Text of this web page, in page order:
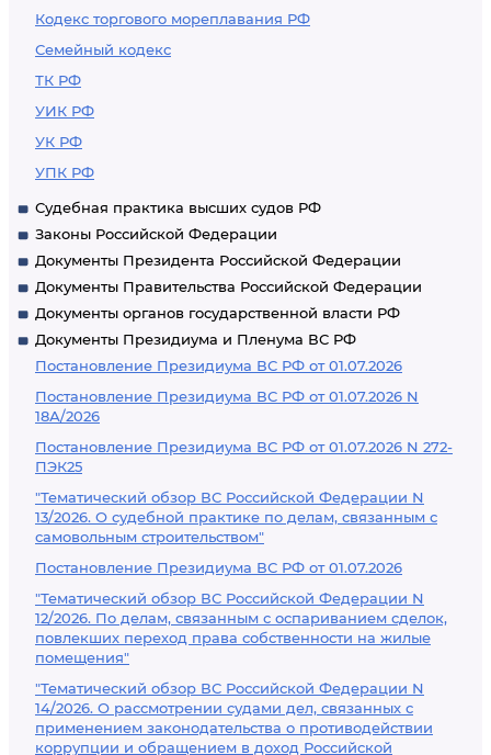
Кодекс торгового мореплавания РФ
Семейный кодекс
ТК РФ
УИК РФ
УК РФ
УПК РФ
Судебная практика высших судов РФ
Законы Российской Федерации
Документы Президента Российской Федерации
Документы Правительства Российской Федерации
Документы органов государственной власти РФ
Документы Президиума и Пленума ВС РФ
Постановление Президиума ВС РФ от 01.07.2026
Постановление Президиума ВС РФ от 01.07.2026 N
18А/2026
Постановление Президиума ВС РФ от 01.07.2026 N 272-
ПЭК25
"Тематический обзор ВС Российской Федерации N
13/2026. О судебной практике по делам, связанным с
самовольным строительством"
Постановление Президиума ВС РФ от 01.07.2026
"Тематический обзор ВС Российской Федерации N
12/2026. По делам, связанным с оспариванием сделок,
повлекших переход права собственности на жилые
помещения"
"Тематический обзор ВС Российской Федерации N
14/2026. О рассмотрении судами дел, связанных с
применением законодательства о противодействии
коррупции и обращением в доход Российской